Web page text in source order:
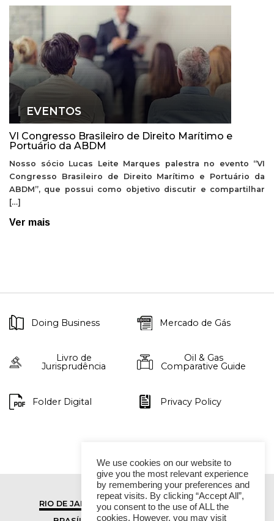
EVENTOS
VI Congresso Brasileiro de Direito Marítimo e
Portuário da ABDM
Nosso sócio Lucas Leite Marques palestra no evento “VI
Congresso Brasileiro de Direito Marítimo e Portuário da
ABDM”, que possui como objetivo discutir e compartilhar
[…]
Ver mais
Doing Business Mercado de Gás
Livro de
Jurisprudência
Oil & Gas
Comparative Guide
Folder Digital Privacy Policy
RIO DE JANEIRO
SÃO PAULO
We use cookies on our website to
give you the most relevant experience
by remembering your preferences and
repeat visits. By clicking “Accept All”,
you consent to the use of ALL the
cookies. However, you may visit